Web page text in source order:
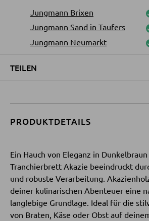
TV-MÖBEL
TV-Elemente
Couchtische
Beistelltische
SESSEL
Polstersessel
Relaxsessel
Ohrensessel
Außenleuchten
Solarleuchten
Jungmann Brixen
Jungmann Sand in Taufers
Jungmann Neumarkt
TEILEN
PRODUKTDETAILS
Ein Hauch von Eleganz in Dunkelbraun
Tranchierbrett Akazie beeindruckt
und robuste Verarbeitung.
deiner kulinarischen Abenteuer eine
langlebige Grundlage. Ideal für die
von Braten, Käse oder Obst auf